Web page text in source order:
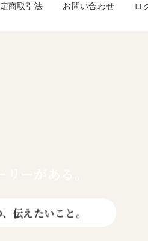
商取引法 お問い合わせ ロ
伝えたいこと。